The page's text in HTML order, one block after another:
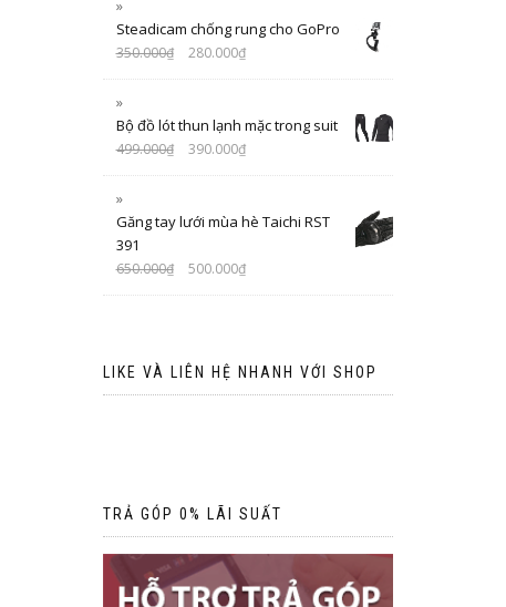
Steadicam chống rung cho GoPro
350.000₫ 280.000₫
Bộ đồ lót thun lạnh mặc trong suit
499.000₫ 390.000₫
Găng tay lưới mùa hè Taichi RST
391
650.000₫ 500.000₫
LIKE VÀ LIÊN HỆ NHANH VỚI SHOP
TRẢ GÓP 0% LÃI SUẤT